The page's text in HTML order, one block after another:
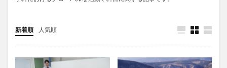
新着順 人気順